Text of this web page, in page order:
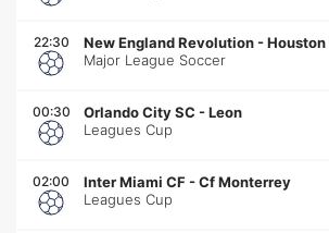
22:30 New England Revolution -Houston
Major League Soccer
00:30 Orlando City SC -Leon
Leagues Cup
02:00 Inter Miami CF -Cf Monterrey
Leagues Cup